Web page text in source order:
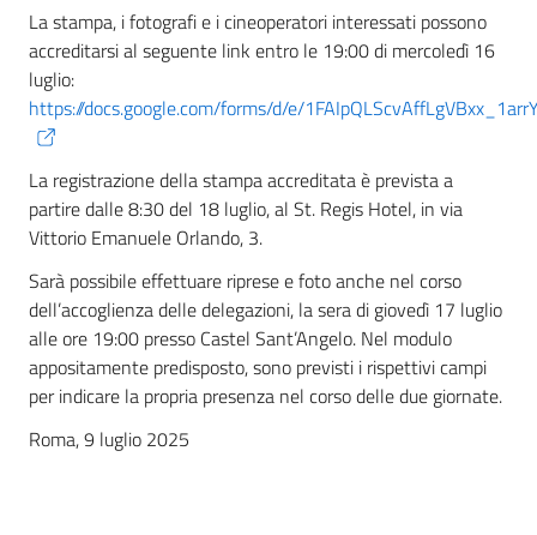
La stampa, i fotografi e i cineoperatori interessati possono
accreditarsi al seguente link entro le 19:00 di mercoledì 16
luglio:
https://docs.google.com/forms/d/e/
La registrazione della stampa accreditata è prevista a
partire dalle 8:30 del 18 luglio, al St. Regis Hotel, in via
Vittorio Emanuele Orlando, 3.
Sarà possibile effettuare riprese e foto anche nel corso
dell’accoglienza delle delegazioni, la sera di giovedì 17 luglio
alle ore 19:00 presso Castel Sant’Angelo. Nel modulo
appositamente predisposto, sono previsti i rispettivi campi
per indicare la propria presenza nel corso delle due giornate.
Roma, 9 luglio 2025